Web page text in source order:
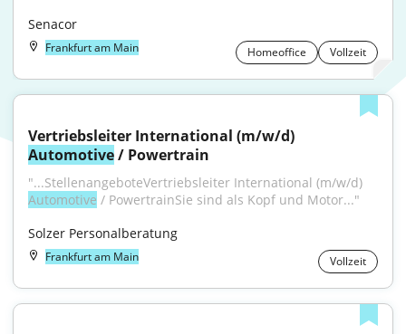
Senacor
Frankfurt am Main Homeoffice Vollzeit
Automotive / Powertrain
Automotive / PowertrainSie sind als Kopf und Motor..."
Solzer Personalberatung
Frankfurt am Main Vollzeit